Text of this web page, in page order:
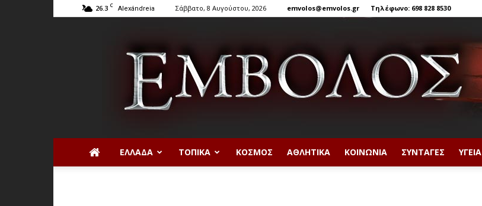
26.3 C Alexándreia Σάββατο, 8 Αυγούστου, 2026 emvolos@emvolos.gr Τηλέφωνο: 698 828 8530
ΕΛΛΆΔΑ ΤΟΠΙΚΆ ΚΌΣΜΟΣ ΑΘΛΗΤΙΚΆ ΚΟΙΝΩΝΊΑ ΣΥΝΤΑΓΈΣ ΥΓΕΊΑ